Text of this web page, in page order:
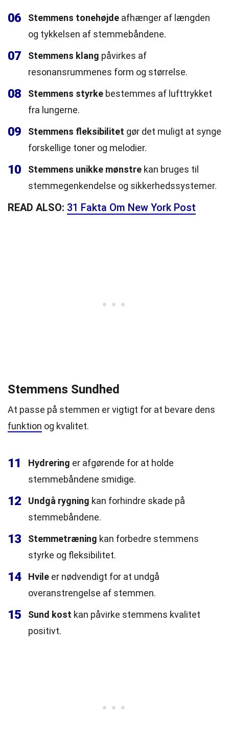
06 Stemmens tonehøjde afhænger af længden
og tykkelsen af stemmebåndene.
07 Stemmens klang påvirkes af
resonansrummenes form og størrelse.
08 Stemmens styrke bestemmes af lufttrykket
fra lungerne.
09 Stemmens fleksibilitet gør det muligt at synge
forskellige toner og melodier.
10 Stemmens unikke mønstre kan bruges til
stemmegenkendelse og sikkerhedssystemer.
READ ALSO: 31 Fakta Om New York Post
Stemmens Sundhed
At passe på stemmen er vigtigt for at bevare dens
funktion og kvalitet.
11 Hydrering er afgørende for at holde
stemmebåndene smidige.
12 Undgå rygning kan forhindre skade på
stemmebåndene.
13 Stemmetræning kan forbedre stemmens
styrke og fleksibilitet.
14 Hvile er nødvendigt for at undgå
overanstrengelse af stemmen.
15 Sund kost kan påvirke stemmens kvalitet
positivt.